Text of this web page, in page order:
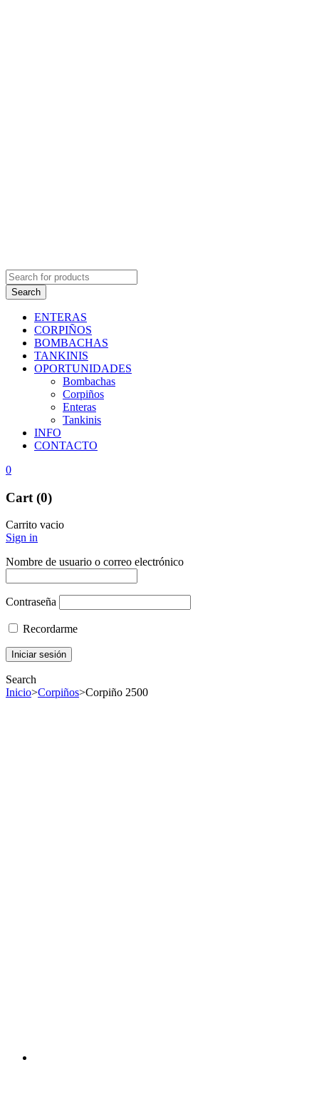
ENTERAS
CORPIÑOS
BOMBACHAS
TANKINIS
OPORTUNIDADES
Bombachas
Corpiños
Enteras
Tankinis
INFO
CONTACTO
0
Cart (0)
Carrito vacio
Sign in
Nombre de usuario o correo electrónico
Contraseña
Recordarme
Search
Inicio>Corpiños>Corpiño 2500